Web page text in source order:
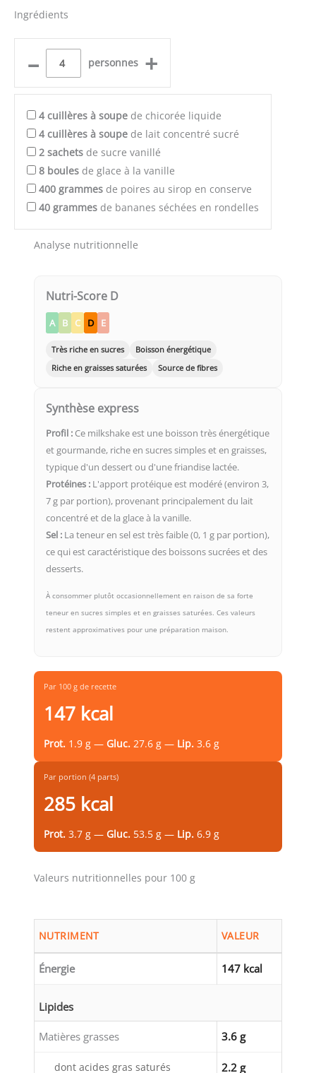
Ingrédients
– personnes +
4 cuillères à soupe de chicorée liquide
4 cuillères à soupe de lait concentré sucré
2 sachets de sucre vanillé
8 boules de glace à la vanille
400 grammes de poires au sirop en conserve
40 grammes de bananes séchées en rondelles
Analyse nutritionnelle
Nutri-Score D
A B C D E
Très riche en sucres
Boisson énergétique
Riche en graisses saturées
Source de fibres
Synthèse express
Profil : Ce milkshake est une boisson très énergétique
et gourmande, riche en sucres simples et en graisses,
typique d'un dessert ou d'une friandise lactée.
Protéines : L'apport protéique est modéré (environ 3,
7 g par portion), provenant principalement du lait
concentré et de la glace à la vanille.
Sel : La teneur en sel est très faible (0, 1 g par portion),
ce qui est caractéristique des boissons sucrées et des
desserts.
À consommer plutôt occasionnellement en raison de sa forte
teneur en sucres simples et en graisses saturées. Ces valeurs
restent approximatives pour une préparation maison.
Par 100 g de recette
147 kcal
Prot. 1.9 g — Gluc. 27.6 g — Lip. 3.6 g
Par portion (4 parts)
285 kcal
Prot. 3.7 g — Gluc. 53.5 g — Lip. 6.9 g
Valeurs nutritionnelles pour 100 g
NUTRIMENT VALEUR
Énergie 147 kcal
Lipides
Matières grasses 3.6 g
dont acides gras saturés 2.2 g